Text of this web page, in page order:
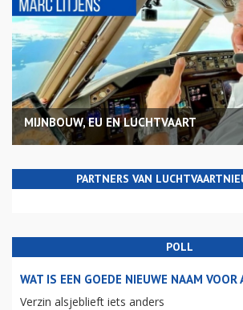
MIJNBOUW, EU EN LUCHTVAART
PARTNERS VAN
POLL
WAT IS EEN GOEDE NIEUWE NAAM VOOR
Verzin alsjeblieft iets anders